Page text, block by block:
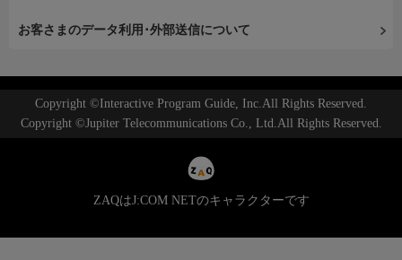
お客さまのデータ利用･外部送信について
Copyright ©Interactive Program Guide, Inc.All Rights Reserved.
Copyright ©Jupiter Telecommunications Co., Ltd.All Rights Reserved.
ZAQはJ:COM NETのキャラクターです